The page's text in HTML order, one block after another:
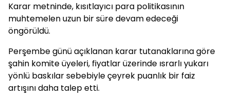
Karar metninde, kısıtlayıcı para politikasının
muhtemelen uzun bir süre devam edeceği
öngörüldü.
Perşembe günü açıklanan karar tutanaklarına göre
şahin komite üyeleri, fiyatlar üzerinde ısrarlı yukarı
yönlü baskılar sebebiyle çeyrek puanlık bir faiz
artışını daha talep etti.